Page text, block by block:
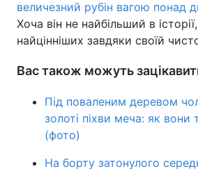
величезний рубін вагою понад
Хоча він не найбільший в
найцінніших завдяки своїй
Вас також можуть
Під поваленим деревом
золоті піхви меча: як
(фото)
На борту затонулого